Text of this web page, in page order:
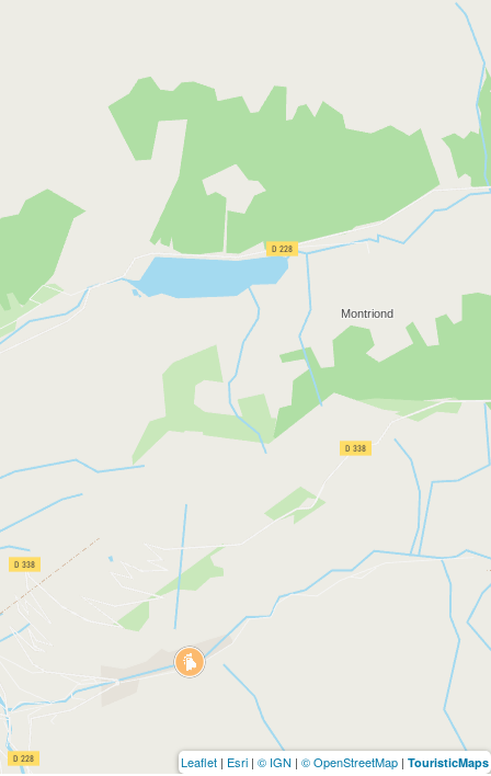
Leaflet | Esri | © IGN | © OpenStreetMap | TouristicMaps